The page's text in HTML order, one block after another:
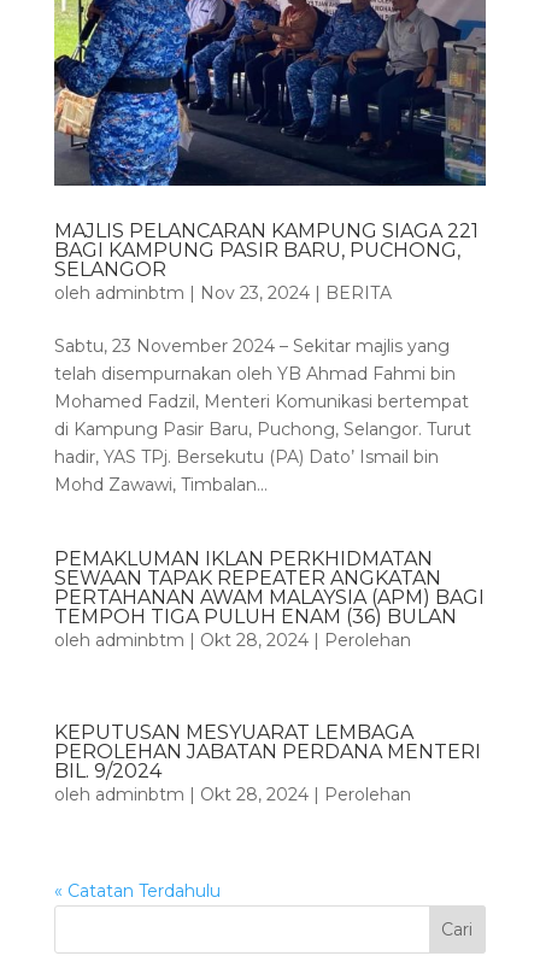
MAJLIS PELANCARAN KAMPUNG SIAGA 221
BAGI KAMPUNG PASIR BARU, PUCHONG,
SELANGOR
oleh adminbtm | Nov 23, 2024| BERITA
Sabtu, 23 November 2024 – Sekitar majlis yang
telah disempurnakan oleh YB Ahmad Fahmi bin
Mohamed Fadzil, Menteri Komunikasi bertempat
di Kampung Pasir Baru, Puchong, Selangor. Turut
hadir, YAS TPj. Bersekutu (PA) Dato’ Ismail bin
Mohd Zawawi, Timbalan...
PEMAKLUMAN IKLAN PERKHIDMATAN
SEWAAN TAPAK REPEATER ANGKATAN
PERTAHANAN AWAM MALAYSIA (APM) BAGI
TEMPOH TIGA PULUH ENAM (36) BULAN
oleh adminbtm | Okt 28, 2024| Perolehan
KEPUTUSAN MESYUARAT LEMBAGA
PEROLEHAN JABATAN PERDANA MENTERI
BIL. 9/2024
oleh adminbtm | Okt 28, 2024| Perolehan
« Catatan Terdahulu
Cari